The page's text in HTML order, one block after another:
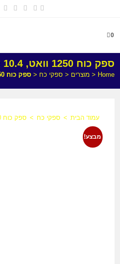
0
ספק כוח 1250 וואט, 10.4 אמפר
Home
< מוצרים < ספקי כח <ספק כוח 1250 וואט, 10.4 אמפר
עמוד הבית > ספקי כח > ספק כוח 1250 וואט, 10.4 אמפר
מבצע!